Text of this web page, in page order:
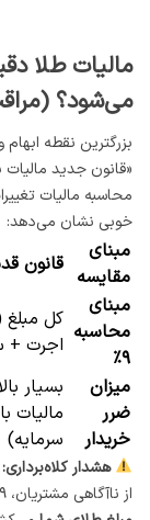
مالیات طلا
می‌شود؟
بزرگترین نقطه
محاسبه مالیات
خوبی نشان می‌دهد:
مبنای
مقایسه قانون
مبنای
محاسبه
۹٪
کل
اجرت +
میزان
ضرر
خریدار
بسیار
مالیات
سرمایه)
هشدار کلاه‌برداری:
از ناآگاهی مشتریان، ۹ درصد مالیات را به جای (اجرت + سود)، روی